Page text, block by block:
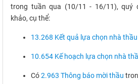
trong tuần qua (10/11 - 16/11), quý
khảo, cụ thể:
13.268 Kết quả lựa chọn nhà thầu
10.654 Kế hoạch lựa chọn nhà
Có2.963 Thông báo mời thầu